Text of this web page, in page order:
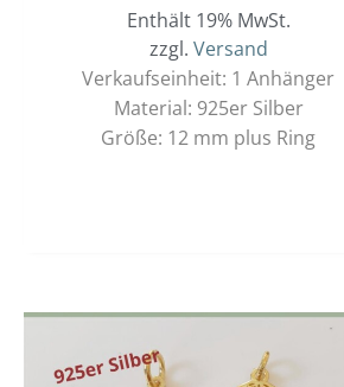
Enthält 19% MwSt.
zzgl. Versand
Verkaufseinheit: 1 Anhänger
Material: 925er Silber
Größe: 12 mm plus Ring